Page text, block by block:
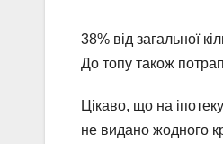
38% від загальної
До топу також
Цікаво, що на
не видано жодного